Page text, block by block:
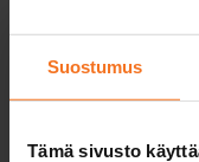
Suostumus
Tämä sivusto
på
omfattar